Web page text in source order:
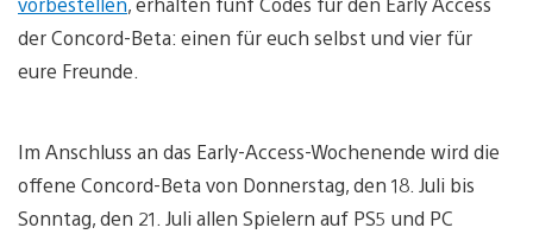
der Concord-Beta: einen für euch selbst und vier für
eure Freunde.
Im Anschluss an das Early-Access-Wochenende wird die
offene Concord-Beta von Donnerstag, den 18. Juli bis
Sonntag, den 21. Juli allen Spielern auf PS5 und PC